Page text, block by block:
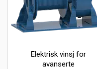
Elektrisk vinsj for
avanserte